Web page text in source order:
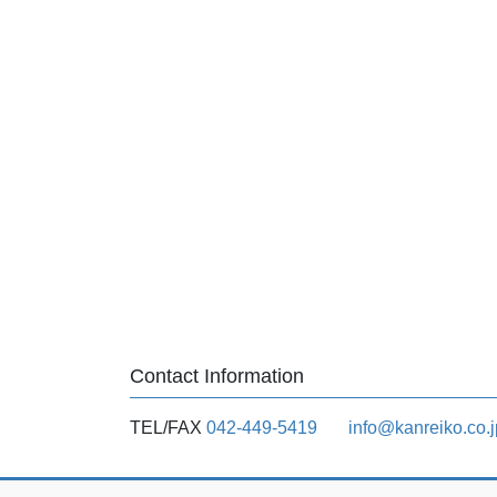
Contact Information
TEL/FAX 042-449-5419